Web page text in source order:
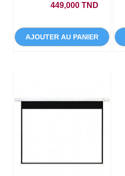
449,000 TND
AJOUTER AU PANIER